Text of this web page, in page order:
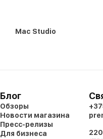
Mac Studio
Блог
Обзоры
Новости магазина
Пресс-релизы
Для бизнеса